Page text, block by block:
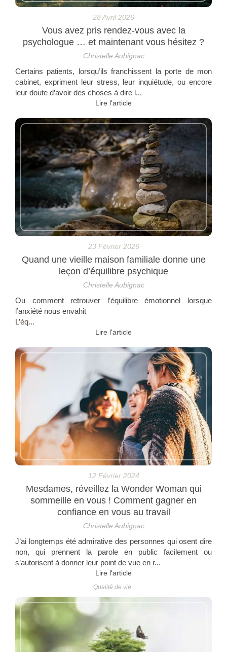
28 Avril 2026
Vous avez pris rendez-vous avec la
psychologue … et maintenant vous hésitez ?
Christelle Aubignac
Certains patients, lorsqu’ils franchissent la porte de mon
cabinet, expriment leur stress, leur inquiétude, ou encore
leur doute d’avoir des choses à dire l...
Lire l'article
23 Février 2026
Quand une vieille maison familiale donne une
leçon d’équilibre psychique
Christelle Aubignac
Ou comment retrouver l’équilibre émotionnel lorsque
l’anxiété nous envahit
L’éq...
Lire l'article
12 Février 2024
Mesdames, réveillez la Wonder Woman qui
sommeille en vous ! Comment gagner en
confiance en vous au travail
Christelle Aubignac
J’ai longtemps été admirative des personnes qui osent dire
non, qui prennent la parole en public facilement ou
s’autorisent à donner leur point de vue en r...
Lire l'article
Qualité de vie